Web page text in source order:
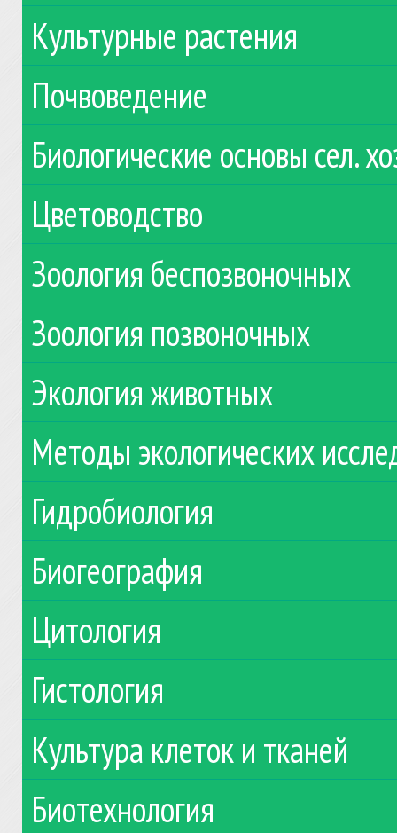
Культурные растения
Почвоведение
Биологические основы сел.
Цветоводство
Зоология беспозвоночных
Зоология позвоночных
Экология животных
Методы экологических
Гидробиология
Биогеография
Цитология
Гистология
Культура клеток и тканей
Биотехнология